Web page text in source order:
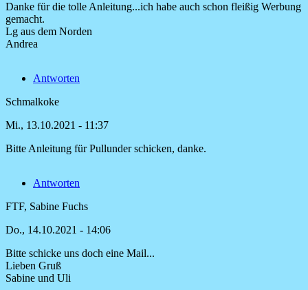
Nicole
Danke für die tolle Anleitung...ich habe auch schon fleißig Werbung
gemacht.
Lg aus dem Norden
Andrea
Antworten
Schmalkoke
Mi., 13.10.2021 - 11:37
Bitte Anleitung für Pullunder schicken, danke.
Antworten
FTF, Sabine Fuchs
Do., 14.10.2021 - 14:06
Antwort
auf
Bitte schicke uns doch eine Mail...
Lieben Gruß
Sabine und Uli